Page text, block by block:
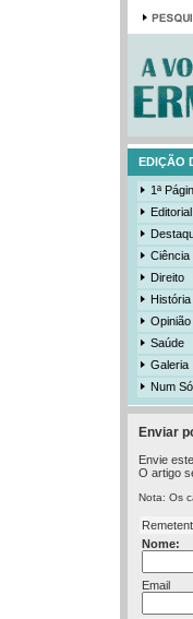
EDIÇÃO
1ª
Editorial
Ciência
Direito
História
Opinião
Saúde
Galeria
Num
Enviar
Envie
O artigo
Nota: Os
Nome:
Email